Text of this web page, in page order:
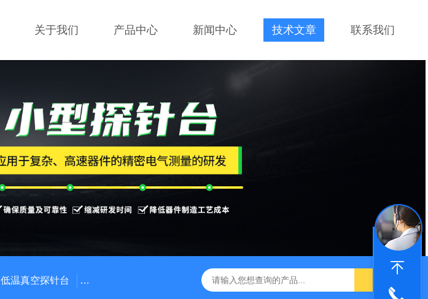
关于我们 产品中心 新闻中心 技术文章 联系我们
低温真空探针台 小型蒸镀仪 定制不锈钢真空腔体 KT-Z4019MRL4T小型真空探针台